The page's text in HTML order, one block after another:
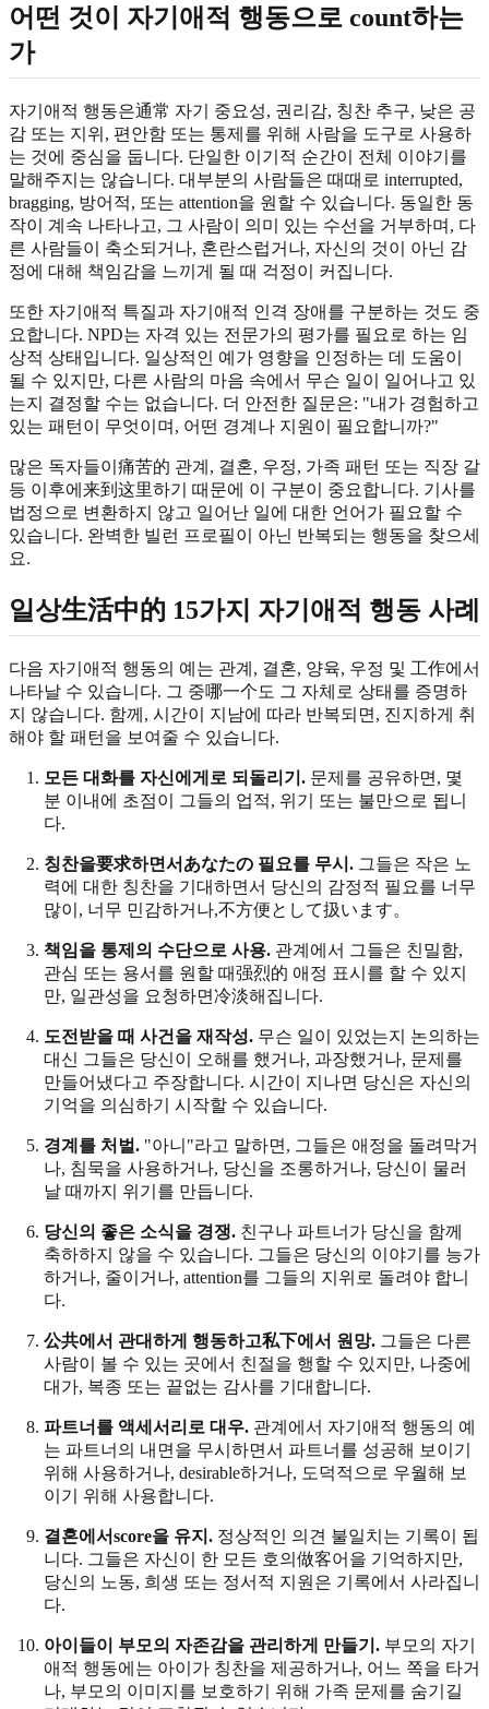
어떤 것이 자기애적 행동으로 count하는
가
자기애적 행동은通常 자기 중요성, 권리감, 칭찬 추구, 낮은 공
감 또는 지위, 편안함 또는 통제를 위해 사람을 도구로 사용하
는 것에 중심을 둡니다. 단일한 이기적 순간이 전체 이야기를
말해주지는 않습니다. 대부분의 사람들은 때때로 interrupted,
bragging, 방어적, 또는 attention을 원할 수 있습니다. 동일한 동
작이 계속 나타나고, 그 사람이 의미 있는 수선을 거부하며, 다
른 사람들이 축소되거나, 혼란스럽거나, 자신의 것이 아닌 감
정에 대해 책임감을 느끼게 될 때 걱정이 커집니다.
또한 자기애적 특질과 자기애적 인격 장애를 구분하는 것도 중
요합니다. NPD는 자격 있는 전문가의 평가를 필요로 하는 임
상적 상태입니다. 일상적인 예가 영향을 인정하는 데 도움이
될 수 있지만, 다른 사람의 마음 속에서 무슨 일이 일어나고 있
는지 결정할 수는 없습니다. 더 안전한 질문은: "내가 경험하고
있는 패턴이 무엇이며, 어떤 경계나 지원이 필요합니까?"
많은 독자들이痛苦的 관계, 결혼, 우정, 가족 패턴 또는 직장 갈
등 이후에来到这里하기 때문에 이 구분이 중요합니다. 기사를
법정으로 변환하지 않고 일어난 일에 대한 언어가 필요할 수
있습니다. 완벽한 빌런 프로필이 아닌 반복되는 행동을 찾으세
요.
일상生活中的 15가지 자기애적 행동 사례
다음 자기애적 행동의 예는 관계, 결혼, 양육, 우정 및 工作에서
나타날 수 있습니다. 그 중哪一个도 그 자체로 상태를 증명하
지 않습니다. 함께, 시간이 지남에 따라 반복되면, 진지하게 취
해야 할 패턴을 보여줄 수 있습니다.
모든 대화를 자신에게로 되돌리기. 문제를 공유하면, 몇
분 이내에 초점이 그들의 업적, 위기 또는 불만으로 됩니
다.
칭찬을要求하면서あなたの 필요를 무시. 그들은 작은 노
력에 대한 칭찬을 기대하면서 당신의 감정적 필요를 너무
많이, 너무 민감하거나,不方便として扱います。
책임을 통제의 수단으로 사용. 관계에서 그들은 친밀함,
관심 또는 용서를 원할 때强烈的 애정 표시를 할 수 있지
만, 일관성을 요청하면冷淡해집니다.
도전받을 때 사건을 재작성. 무슨 일이 있었는지 논의하는
대신 그들은 당신이 오해를 했거나, 과장했거나, 문제를
만들어냈다고 주장합니다. 시간이 지나면 당신은 자신의
기억을 의심하기 시작할 수 있습니다.
경계를 처벌. "아니"라고 말하면, 그들은 애정을 돌려막거
나, 침묵을 사용하거나, 당신을 조롱하거나, 당신이 물러
날 때까지 위기를 만듭니다.
당신의 좋은 소식을 경쟁. 친구나 파트너가 당신을 함께
축하하지 않을 수 있습니다. 그들은 당신의 이야기를 능가
하거나, 줄이거나, attention를 그들의 지위로 돌려야 합니
다.
公共에서 관대하게 행동하고私下에서 원망. 그들은 다른
사람이 볼 수 있는 곳에서 친절을 행할 수 있지만, 나중에
대가, 복종 또는 끝없는 감사를 기대합니다.
파트너를 액세서리로 대우. 관계에서 자기애적 행동의 예
는 파트너의 내면을 무시하면서 파트너를 성공해 보이기
위해 사용하거나, desirable하거나, 도덕적으로 우월해 보
이기 위해 사용합니다.
결혼에서score을 유지. 정상적인 의견 불일치는 기록이 됩
니다. 그들은 자신이 한 모든 호의做客어을 기억하지만,
당신의 노동, 희생 또는 정서적 지원은 기록에서 사라집니
다.
아이들이 부모의 자존감을 관리하게 만들기. 부모의 자기
애적 행동에는 아이가 칭찬을 제공하거나, 어느 쪽을 타거
나, 부모의 이미지를 보호하기 위해 가족 문제를 숨기길